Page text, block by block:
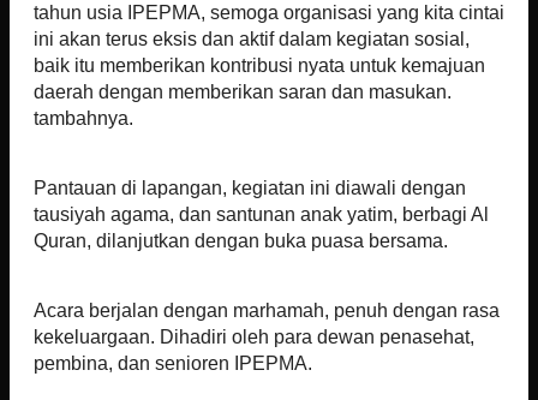
tahun usia IPEPMA, semoga organisasi yang kita cintai
ini akan terus eksis dan aktif dalam kegiatan sosial,
baik itu memberikan kontribusi nyata untuk kemajuan
daerah dengan memberikan saran dan masukan.
tambahnya.
Pantauan di lapangan, kegiatan ini diawali dengan
tausiyah agama, dan santunan anak yatim, berbagi Al
Quran, dilanjutkan dengan buka puasa bersama.
Acara berjalan dengan marhamah, penuh dengan rasa
kekeluargaan. Dihadiri oleh para dewan penasehat,
pembina, dan senioren IPEPMA.